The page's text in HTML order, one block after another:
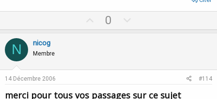
p
t
0
o
v
N nicog
Membre
14 Décembre 2006 #114
merci pour tous vos passages sur ce sujet